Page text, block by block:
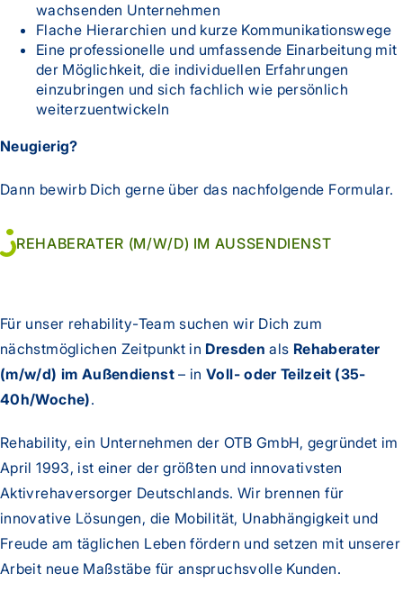
wachsenden Unternehmen
Flache Hierarchien und kurze Kommunikationswege
Eine professionelle und umfassende Einarbeitung mit
der Möglichkeit, die individuellen Erfahrungen
einzubringen und sich fachlich wie persönlich
weiterzuentwickeln
Neugierig?
Dann bewirb Dich gerne über das nachfolgende Formular.
REHABERATER (M/W/D) IM AUSSENDIENST
Für unser rehability-Team suchen wir Dich zum
nächstmöglichen Zeitpunkt in Dresden als Rehaberater
(m/w/d) im Außendienst– inVoll- oder Teilzeit (35-
40h/Woche).
Rehability, ein Unternehmen der OTB GmbH, gegründet im
April 1993, ist einer der größten und innovativsten
Aktivrehaversorger Deutschlands. Wir brennen für
innovative Lösungen, die Mobilität, Unabhängigkeit und
Freude am täglichen Leben fördern und setzen mit unserer
Arbeit neue Maßstäbe für anspruchsvolle Kunden.